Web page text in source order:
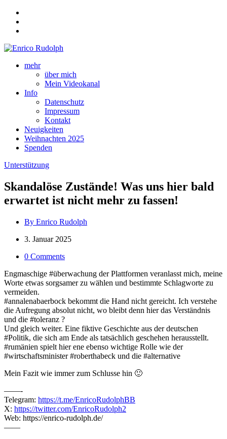
mehr
über mich
Mein Videokanal
Info
Datenschutz
Impressum
Kontakt
Neuigkeiten
Weihnachten 2025
Spenden
Unterstützung
Skandalöse Zustände! Was uns hier bald
erwartet ist nicht mehr zu fassen!
By Enrico Rudolph
3. Januar 2025
0 Comments
Engmaschige #überwachung der Plattformen veranlasst mich, meine
Worte etwas sorgsamer zu wählen und bestimmte Schlagworte zu
vermeiden.
#annalenabaerbock bekommt die Hand nicht gereicht. Ich verstehe
die Aufregung absolut nicht, wo bleibt denn hier das Verständnis
und die #toleranz ?
Und gleich weiter. Eine fiktive Geschichte aus der deutschen
#Politik, die sich am Ende als tatsächlich geschehen herausstellt.
#rumänien spielt hier ene ebenso wichtige Rolle wie der
#wirtschaftsminister #roberthabeck und die #alternative
Mein Fazit wie immer zum Schlusse hin 🙂
——-
Telegram: https://t.me/EnricoRudolphBB
X: https://twitter.com/EnricoRudolph2
Web: https://enrico-rudolph.de/
——